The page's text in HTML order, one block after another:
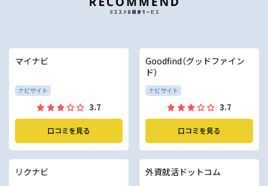
マイナビ
ナビサイト
3.7
口コミを見る
Goodfind（グッドファイン
ド）
ナビサイト
3.7
口コミを見る
リクナビ 外資就活ドットコム